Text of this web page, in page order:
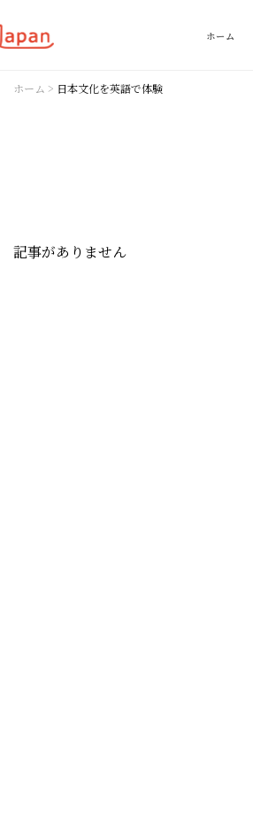
ホーム
ホーム > 日本文化を英語で体験
記事がありません